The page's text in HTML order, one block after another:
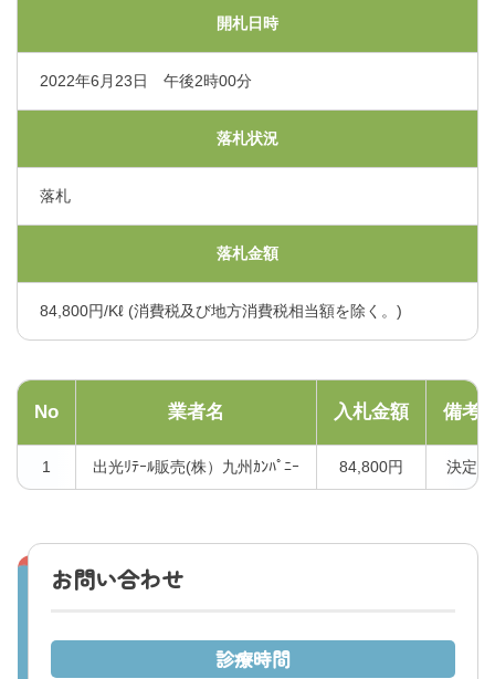
開札日時
2022年6月23日 午後2時00分
落札状況
落札
落札金額
84,800円/Kℓ (消費税及び地方消費税相当額を除く。)
No 業者名 入札金額 備考
1 出光ﾘﾃｰﾙ販売(株）九州ｶﾝﾊﾟﾆｰ 84,800円 決定
お問い合わせ
診療時間